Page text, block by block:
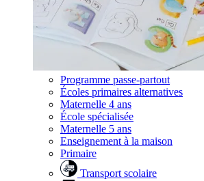
Programme passe-partout
Écoles primaires alternatives
Maternelle 4 ans
École spécialisée
Maternelle 5 ans
Enseignement à la maison
Primaire
Transport scolaire